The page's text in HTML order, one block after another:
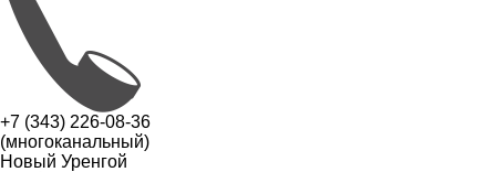
+7 (343) 226-08-36
(многоканальный)
Новый Уренгой